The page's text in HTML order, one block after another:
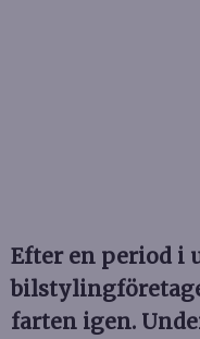
Efter en period i
farten igen.